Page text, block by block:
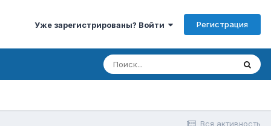
Уже зарегистрированы? Войти Регистрация
Вся активность